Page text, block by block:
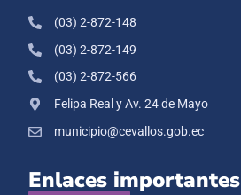
(03) 2-872-148
(03) 2-872-149
(03) 2-872-566
Felipa Real y Av. 24 de Mayo
municipio@cevallos.gob.ec
Enlaces importantes